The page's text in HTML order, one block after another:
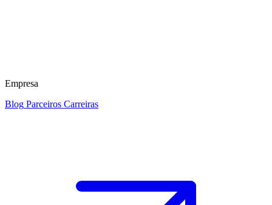
Empresa
Blog Parceiros Carreiras